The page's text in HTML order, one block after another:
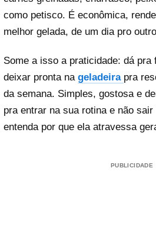
como petisco. É econômica,
melhor gelada, de um dia pro
Some a isso a praticidade: dá pra
deixar pronta na geladeira pra
da semana. Simples, gostosa e
pra entrar na sua rotina e não
entenda por que ela atravessa
PUBLICIDADE